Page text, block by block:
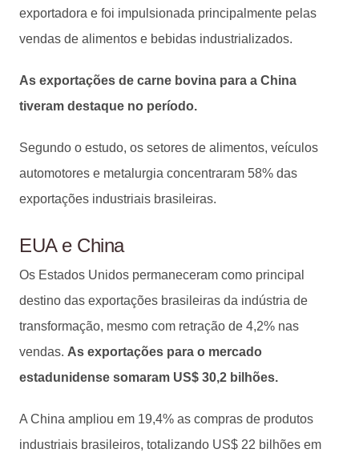
exportadora e foi impulsionada principalmente pelas
vendas de alimentos e bebidas industrializados.
As exportações de carne bovina para a China
tiveram destaque no período.
Segundo o estudo, os setores de alimentos, veículos
automotores e metalurgia concentraram 58% das
exportações industriais brasileiras.
EUA e China
Os Estados Unidos permaneceram como principal
destino das exportações brasileiras da indústria de
transformação, mesmo com retração de 4,2% nas
vendas. As exportações para o mercado
estadunidense somaram US$ 30,2 bilhões.
A China ampliou em 19,4% as compras de produtos
industriais brasileiros, totalizando US$ 22 bilhões em